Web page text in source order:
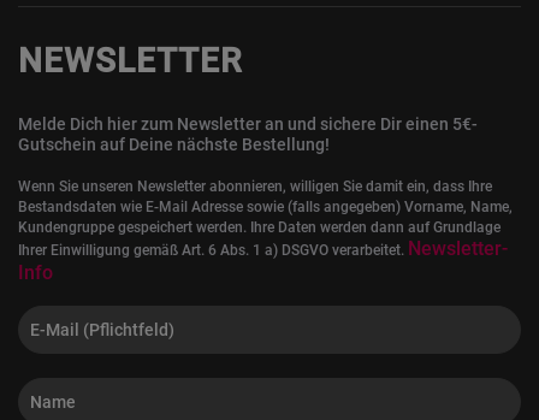
NEWSLETTER
Melde Dich hier zum Newsletter an und sichere Dir einen 5€-
Gutschein auf Deine nächste Bestellung!
Wenn Sie unseren Newsletter abonnieren, willigen Sie damit ein, dass Ihre
Bestandsdaten wie E-Mail Adresse sowie (falls angegeben) Vorname, Name,
Kundengruppe gespeichert werden. Ihre Daten werden dann auf Grundlage
Ihrer Einwilligung gemäß Art. 6 Abs. 1 a) DSGVO verarbeitet. Newsletter-
Info